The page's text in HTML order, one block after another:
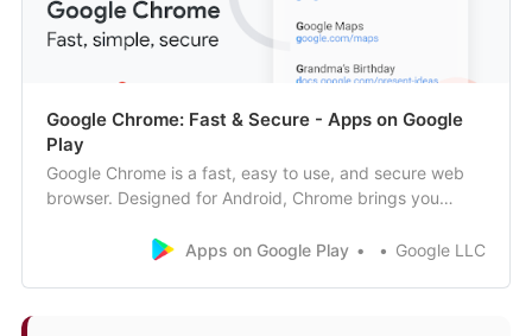
Google Chrome: Fast & Secure - Apps on Google
Play
Google Chrome is a fast, easy to use, and secure web
browser. Designed for Android, Chrome brings you
sites, downloads, and Google Search and Google
Apps on Google Play Google LLC